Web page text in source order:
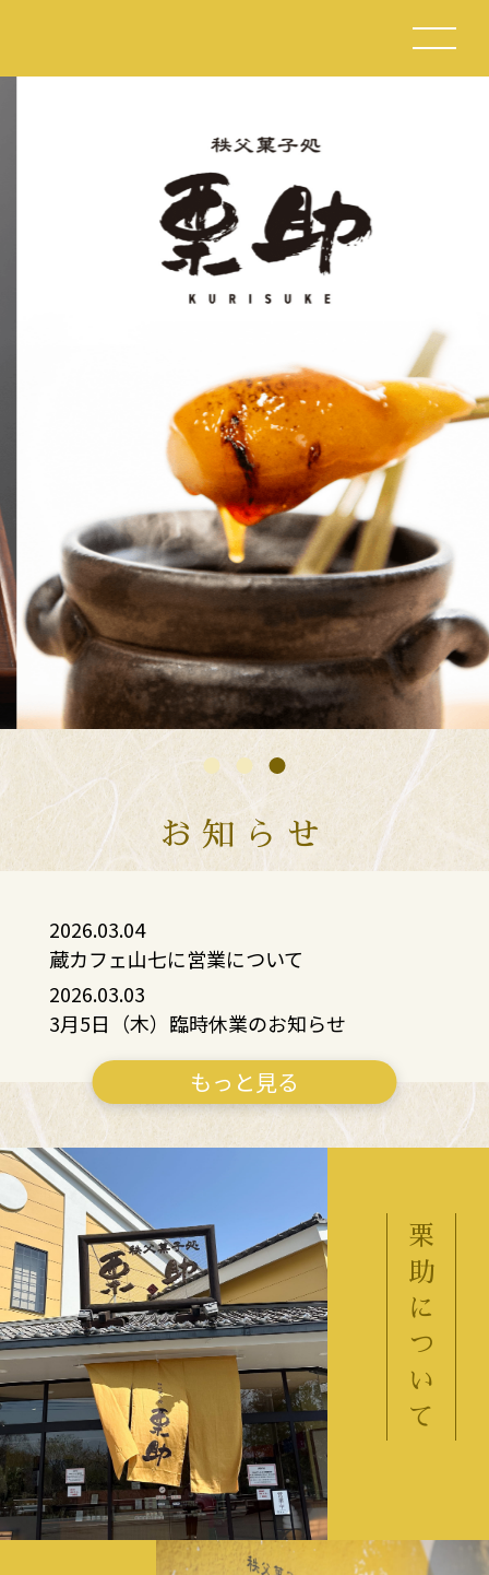
お知らせ
2026.03.04
蔵カフェ山七に営業について
2026.03.03
3月5日（木）臨時休業のお知らせ
もっと見る
栗
助
に
つ
い
て